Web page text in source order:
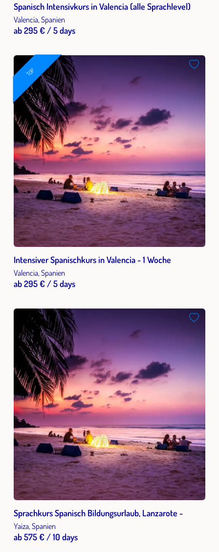
Spanisch Intensivkurs in Valencia (alle Sprachlevel)
Valencia, Spanien
ab 295 € / 5 days
TOP
Intensiver Spanischkurs in Valencia - 1 Woche
Valencia, Spanien
ab 295 € / 5 days
Sprachkurs Spanisch Bildungsurlaub, Lanzarote -
Yaiza, Spanien
ab 575 € / 10 days